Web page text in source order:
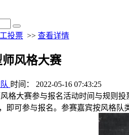
投票 >> 查看详情
风格大赛
时间： 2022-05-16 07:43:25
格大赛参与报名活动时间与规则
即可参与报名。参赛嘉宾按风格队